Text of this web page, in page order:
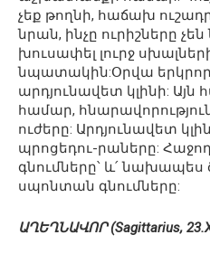
չեք թողնի, հաճախ
նրան, ինչը ուրիշները
խուսափել լուրջ
նպատակին:Օրվա
արդյունավետ կլինի:
համար,
ուժերը: Արդյունավետ
պրոցեդու-րաները: Հաջող
գնումները՝ և՛ նախապես
սպոնտան գնումները:
ԱՂԵՂՆԱՎՈՐ (Sagittarius,